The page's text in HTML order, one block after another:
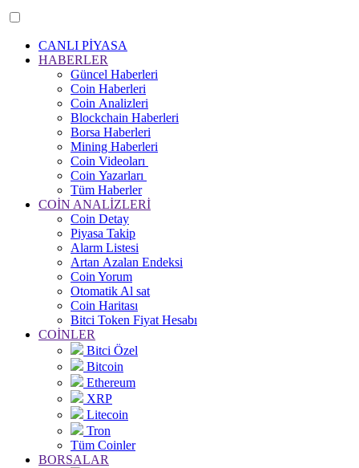
CANLI PİYASA
HABERLER
Güncel Haberleri
Coin Haberleri
Coin Analizleri
Blockchain Haberleri
Borsa Haberleri
Mining Haberleri
Coin Videoları
Coin Yazarları
Tüm Haberler
COİN ANALİZLERİ
Coin Detay
Piyasa Takip
Alarm Listesi
Artan Azalan Endeksi
Coin Yorum
Otomatik Al sat
Coin Haritası
Bitci Token Fiyat Hesabı
COİNLER
Bitci Özel
Bitcoin
Ethereum
XRP
Litecoin
Tron
Tüm Coinler
BORSALAR